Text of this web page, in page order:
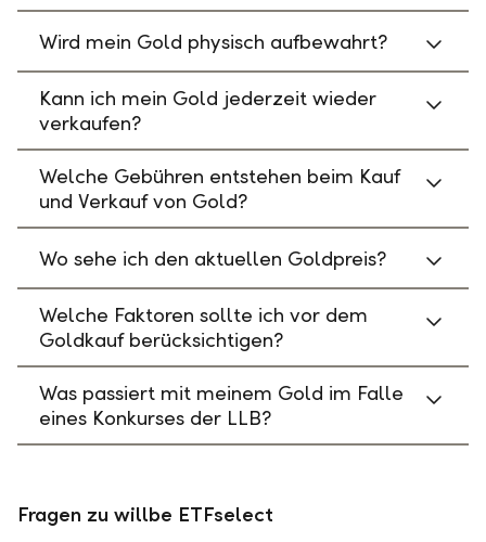
Wird mein Gold physisch aufbewahrt?
Kann ich mein Gold jederzeit wieder
verkaufen?
Welche Gebühren entstehen beim Kauf
und Verkauf von Gold?
Wo sehe ich den aktuellen Goldpreis?
Welche Faktoren sollte ich vor dem
Goldkauf berücksichtigen?
Was passiert mit meinem Gold im Falle
eines Konkurses der LLB?
Fragen zu willbe ETFselect